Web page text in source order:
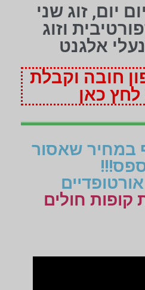
יום, זוג שני
וזוג
אלגנט
חובה וקבלת
כאן
במחיר שאסור
אורטופדיים
חולים